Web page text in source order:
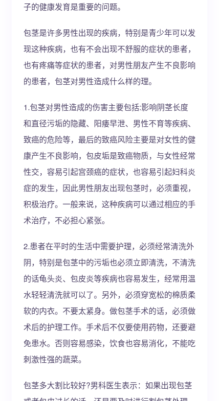
子的健康发育是重要的问题。
包茎是许多男性出现的疾病，特别是青少年可以发
现这种疾病，也有不会出现不舒服的症状的患者，
也有疼痛等症状的患者，对男性朋友产生不良影响
的患者，包茎对男性造成什么样的理。
1.包茎对男性造成的伤害主要包括:影响阴茎长度
和直径污垢的隐藏、阳痿早泄、男性不育等疾病、
致癌的危险等，最后的致癌风险主要是对女性的健
康产生不良影响，包皮垢是致癌物质，与女性经常
性交，容易引起宫颈癌的症状，也容易引起妇科炎
症的发生，因此男性朋友出现包茎时，必须重视，
积极治疗。一般来说，这种疾病可以通过相应的手
术治疗，不必担心紧张。
2.患者在平时的生活中需要护理，必须经常清洗外
阴，特别是包茎中的污垢也必须立即清洗，不清洗
的话龟头炎、包皮炎等疾病也容易发生，经常用温
水轻轻清洗就可以了。另外，必须穿宽松的棉质柔
软的内衣。不要太紧身。做包茎手术的话，必须做
术后的护理工作。手术后不仅要使用药物，还要避
免患水。否则容易感染，饮食也容易消化，不能吃
刺激性强的蔬菜。
包茎多大割比较好?男科医生表示：如果出现包茎